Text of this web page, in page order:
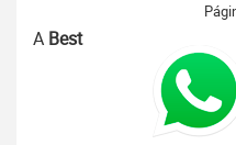
A Best